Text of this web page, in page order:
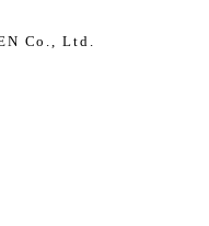
Co., Ltd.